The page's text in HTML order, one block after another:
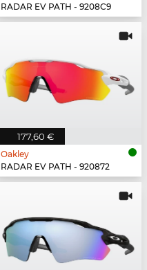
RADAR EV PATH - 9208C9
177,60 €
Oakley
RADAR EV PATH - 920872